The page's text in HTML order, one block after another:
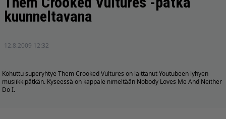
kuunneltavana
12.8.2009 12:32
Kohuttu superyhtye Them Crooked Vultures on laittanutYoutubeen lyhyen
musiikkipätkän. Kyseessä on kappale nimeltään Nobody Loves Me And Neither
Do I.